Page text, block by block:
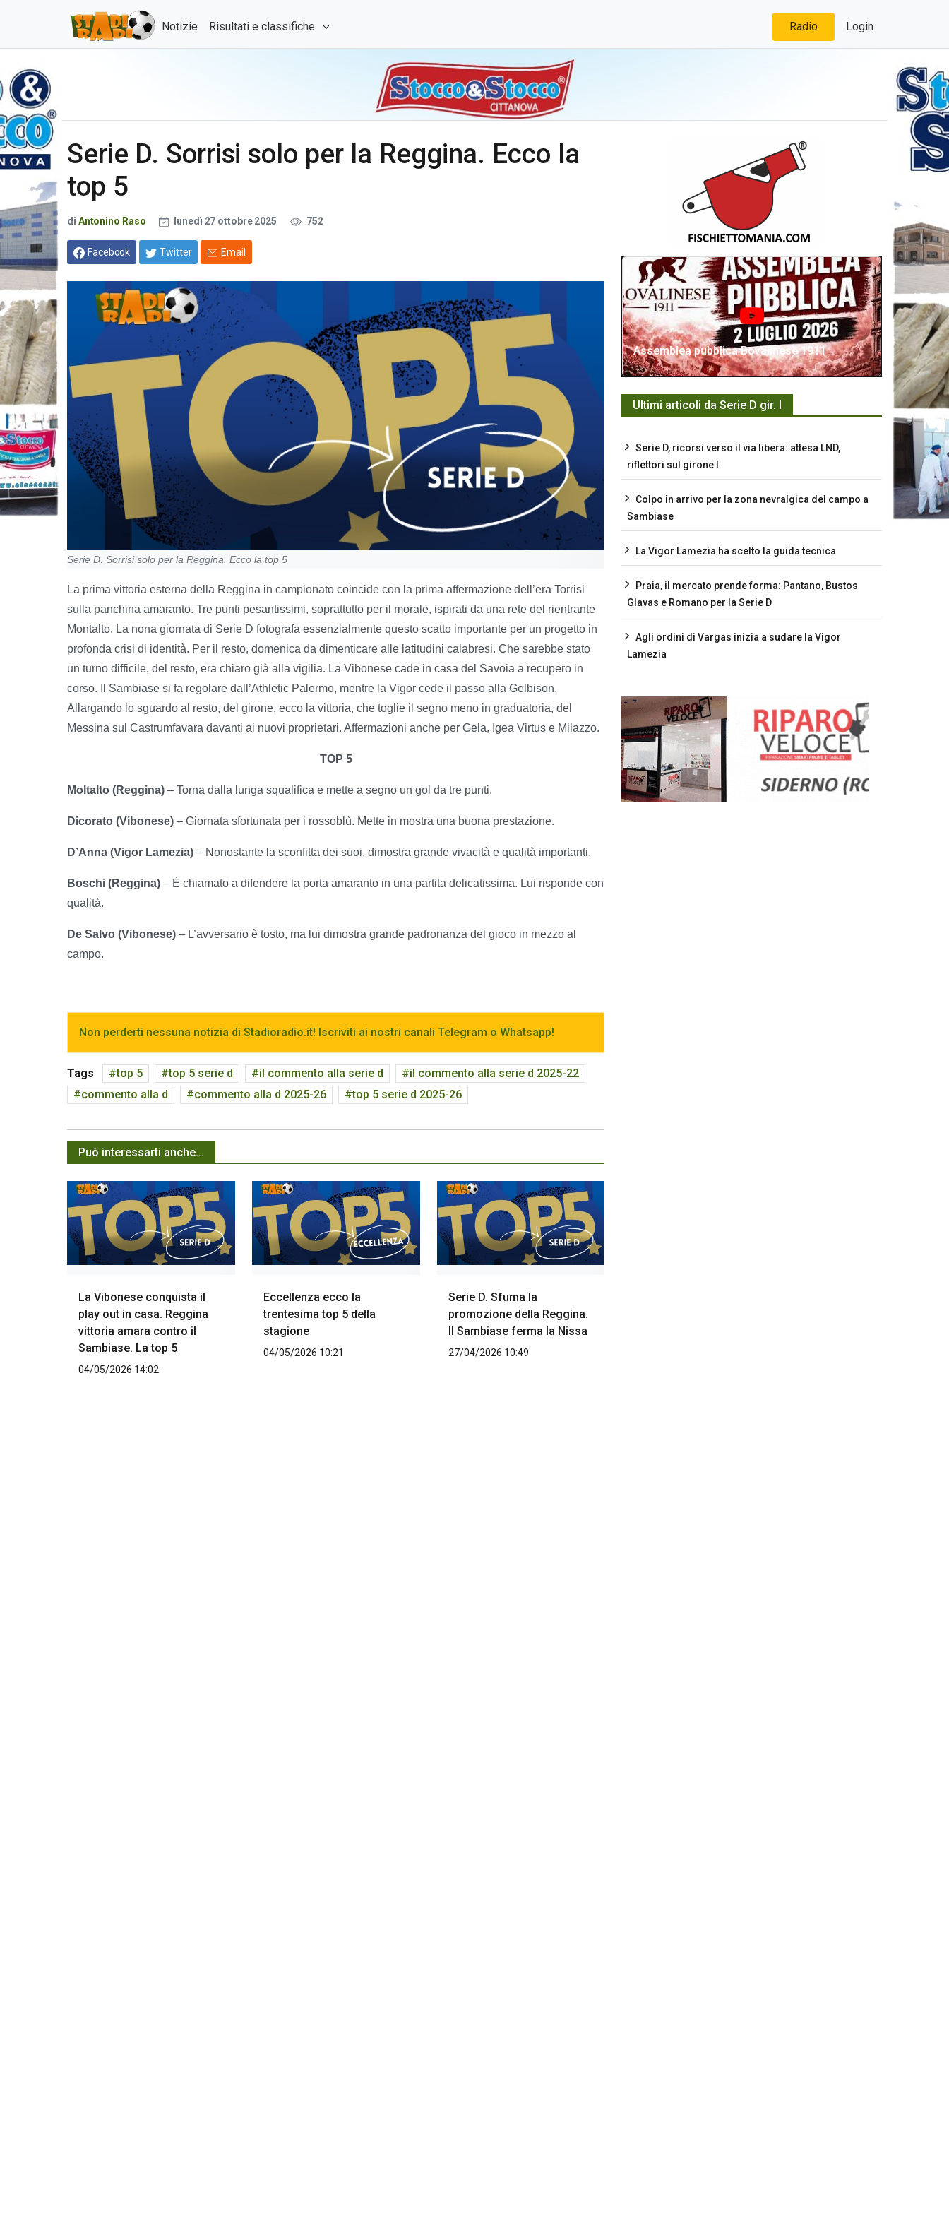
Notizie Risultati e classifiche Radio Login
Serie D. Sorrisi solo per la Reggina. Ecco la
top 5
di Antonino Raso lunedì 27 ottobre 2025 752
Facebook Twitter Email
Serie D. Sorrisi solo per la Reggina. Ecco la top 5
La prima vittoria esterna della Reggina in campionato coincide con la prima affermazione dell’era Torrisi
sulla panchina amaranto. Tre punti pesantissimi, soprattutto per il morale, ispirati da una rete del rientrante
Montalto. La nona giornata di Serie D fotografa essenzialmente questo scatto importante per un progetto in
profonda crisi di identità. Per il resto, domenica da dimenticare alle latitudini calabresi. Che sarebbe stato
un turno difficile, del resto, era chiaro già alla vigilia. La Vibonese cade in casa del Savoia a recupero in
corso. Il Sambiase si fa regolare dall’Athletic Palermo, mentre la Vigor cede il passo alla Gelbison.
Allargando lo sguardo al resto, del girone, ecco la vittoria, che toglie il segno meno in graduatoria, del
Messina sul Castrumfavara davanti ai nuovi proprietari. Affermazioni anche per Gela, Igea Virtus e Milazzo.
TOP 5
Moltalto (Reggina) – Torna dalla lunga squalifica e mette a segno un gol da tre punti.
Dicorato (Vibonese) – Giornata sfortunata per i rossoblù. Mette in mostra una buona prestazione.
D’Anna (Vigor Lamezia) – Nonostante la sconfitta dei suoi, dimostra grande vivacità e qualità importanti.
Boschi (Reggina) – È chiamato a difendere la porta amaranto in una partita delicatissima. Lui risponde con
qualità.
De Salvo (Vibonese) – L’avversario è tosto, ma lui dimostra grande padronanza del gioco in mezzo al
campo.
Non perderti nessuna notizia di Stadioradio.it! Iscriviti ai nostri canali Telegram o Whatsapp!
Tags top 5 top 5 serie d il commento alla serie d
il commento alla serie d 2025-22
commento alla d
commento alla d 2025-26 top 5 serie d 2025-26
Può interessarti anche...
La Vibonese conquista il
play out in casa. Reggina
vittoria amara contro il
Sambiase. La top 5
04/05/2026 14:02
Eccellenza ecco la
trentesima top 5 della
stagione
04/05/2026 10:21
Serie D. Sfuma la
promozione della Reggina.
Il Sambiase ferma la Nissa
27/04/2026 10:49
Assemblea pubblica Bovalinese 1911
Ultimi articoli da Serie D gir. I
Serie D, ricorsi verso il via libera: attesa LND,
riflettori sul girone I
Colpo in arrivo per la zona nevralgica del campo a
Sambiase
La Vigor Lamezia ha scelto la guida tecnica
Praia, il mercato prende forma: Pantano, Bustos
Glavas e Romano per la Serie D
Agli ordini di Vargas inizia a sudare la Vigor
Lamezia